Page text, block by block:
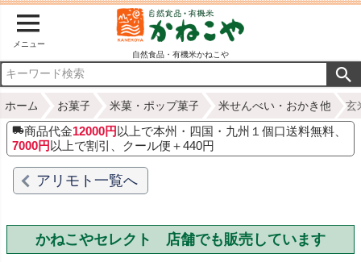
メニュー
自然食品・有機米かねこや
ホーム お菓子 米菓・ポップ菓子 米せんべい・おかき他 玄
商品代金12000円 以上で本州・四国・九州１個口送料無料、
7000円 以上で割引、クール便＋440円
アリモト一覧へ
かねこやセレクト 店舗でも販売しています